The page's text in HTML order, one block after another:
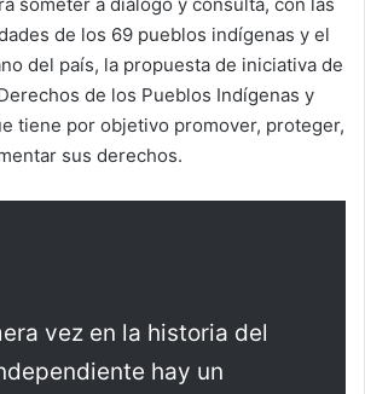
de los 69 pueblos indígenas y el
del país, la propuesta de iniciativa de
de los Pueblos Indígenas y
tiene por objetivo promover, proteger,
sus derechos.
vez en la historia del
hay un